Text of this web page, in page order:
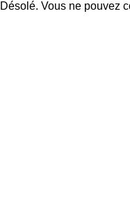
Désolé. Vous ne pouvez